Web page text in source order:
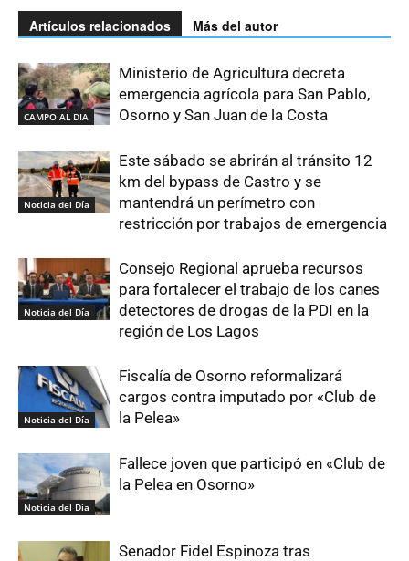
Artículos relacionados Más del autor
CAMPO AL DIA
Ministerio de Agricultura decreta
emergencia agrícola para San Pablo,
Osorno y San Juan de la Costa
Noticia del Día
Este sábado se abrirán al tránsito 12
km del bypass de Castro y se
mantendrá un perímetro con
restricción por trabajos de emergencia
Noticia del Día
Consejo Regional aprueba recursos
para fortalecer el trabajo de los canes
detectores de drogas de la PDI en la
región de Los Lagos
Noticia del Día
Fiscalía de Osorno reformalizará
cargos contra imputado por «Club de
la Pelea»
Noticia del Día
Fallece joven que participó en «Club de
la Pelea en Osorno»
Senador Fidel Espinoza tras